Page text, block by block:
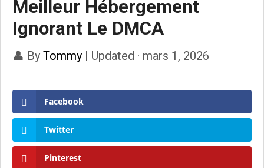
Meilleur Hébergement
Ignorant Le DMCA
👤 By Tommy | Updated · mars 1, 2026
Facebook
Twitter
Pinterest